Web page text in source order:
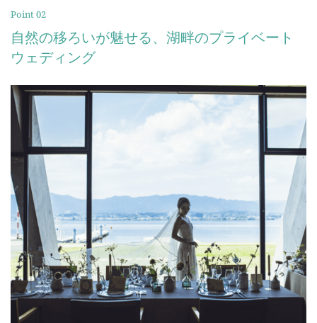
Point 02
自然の移ろいが魅せる、湖畔のプライベート
ウェディング